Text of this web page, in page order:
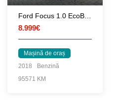
8.999€
Mașină de oraș
2018
Benzină
95571 KM